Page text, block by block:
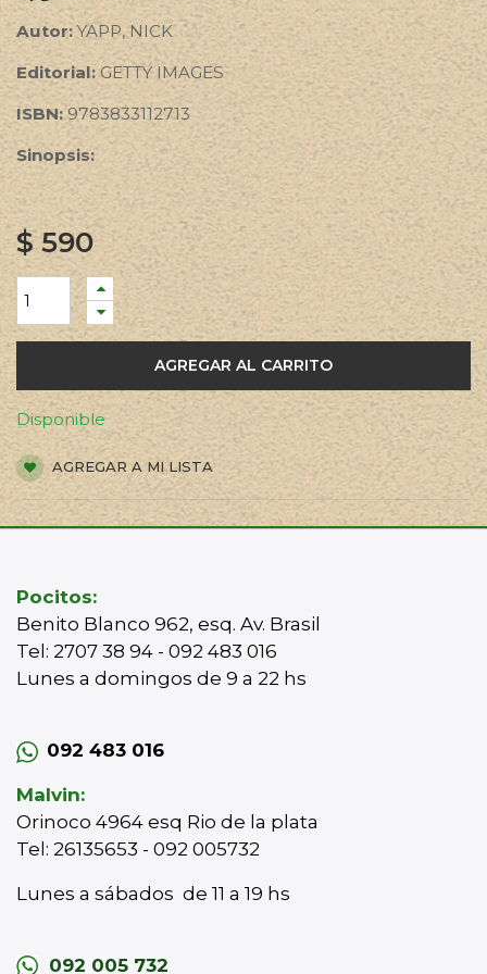
Autor: YAPP, NICK
Editorial: GETTY IMAGES
ISBN:9783833112713
Sinopsis:
$590
AGREGAR AL CARRITO
Disponible
AGREGAR A MI LISTA
Pocitos:
Benito Blanco 962, esq. Av. Brasil
Tel: 2707 38 94 - 092 483 016
Lunes a domingos de 9 a 22 hs
092 483 016
Malvin:
Orinoco 4964 esq Rio de la plata
Tel: 26135653 - 092 005732
Lunes a sábados de 11 a 19 hs
092 005 732